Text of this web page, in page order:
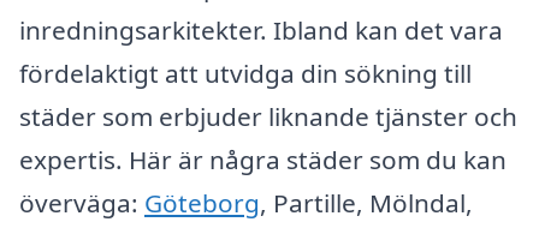
inredningsarkitekter. Ibland kan det vara
fördelaktigt att utvidga din sökning till
städer som erbjuder liknande tjänster och
expertis. Här är några städer som du kan
överväga: Göteborg, Partille, Mölndal,